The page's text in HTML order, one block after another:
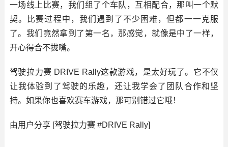
一场线上比赛，我们组了个车队，互相配合，那叫一个默
契。比赛过程中，我们遇到了不少困难，但都一一克服
了。我们竟然拿到了第一名，那感觉，就像是中了一样，
开心得合不拢嘴。
驾驶拉力赛 DRIVE Rally这款游戏，是太好玩了。它不仅
让我体验到了驾驶的乐趣，还让我学会了团队合作和坚
持。如果你也喜欢赛车游戏，那可别错过它哦！
由用户分享 [驾驶拉力赛 #DRIVE Rally]